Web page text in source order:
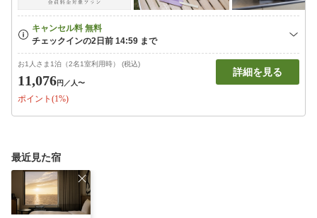
お1人さま1泊（2名1室利用時） (税込)
11,076円 ／人〜
ポイント(1%)
詳細を見る
最近見た宿